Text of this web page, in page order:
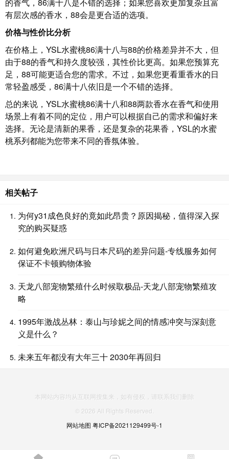
的香气，86满十八是不错的选择；如果您喜欢更加复杂且富
有层次感的香水，88会是更合适的选项。
价格与性价比分析
在价格上，YSL水蜜桃86满十八与88的价格差异并不大，但
由于88的香气和持久度较强，其性价比更高。如果您预算充
足，88可能更适合您的需求。不过，如果您更看重香水的日
常轻盈感受，86满十八依旧是一个不错的选择。
总的来说，YSL水蜜桃86满十八和88两款香水在香气和使用
场景上有着不同的定位，用户可以根据自己的需求和偏好来
选择。无论是清新的果香，还是复杂的花果香，YSL的水蜜
桃系列都能为您带来不同的香氛体验。
相关帖子
为何y31成色良好的竟如此昂贵？原因揭秘，值得深入探
究的购买疑惑
如何避免欧洲尺码与日本尺码的差异问题-专线服务如何
保证不卡顿购物体验
天龙八部宠物繁殖什么时候取极品-天龙八部宠物繁殖攻
略
1995年激战丛林：泰山与珍妮之间的情感冲突与深刻意
义是什么？
未来五年都没有大年三十 2030年再回归
本网站内容均从互联网搜集来，如有侵权，请联系我们删除
© 2026 All Rights Reserved.
网站地图 粤ICP备2021129499号-1